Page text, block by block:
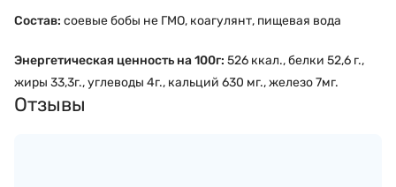
Состав: соевые бобы не ГМО, коагулянт, пищевая вода
Энергетическая ценность на 100г: 526 ккал., белки 52,6 г.,
жиры 33,3г., углеводы 4г., кальций 630 мг., железо 7мг.
Отзывы